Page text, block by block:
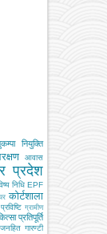
नियुक्ति
आवास
प्रदेश
निधि EPF
कोर्टशाला
ग्रामीण
प्रतिपूर्ति
जनहित गारण्टी